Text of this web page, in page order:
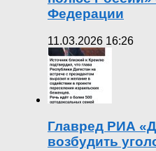
Федерации
11.03.2026 16:26
Главред РИА
возбудить